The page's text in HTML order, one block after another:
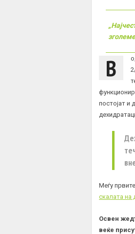
В
постојат и
Меѓу
скалата на
Освен
веќе